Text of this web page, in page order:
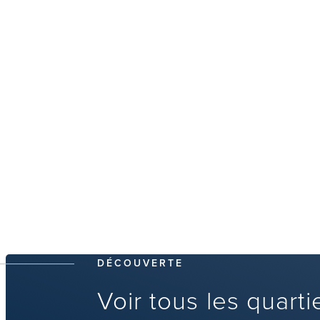
DÉCOUVERTE
Voir tous les